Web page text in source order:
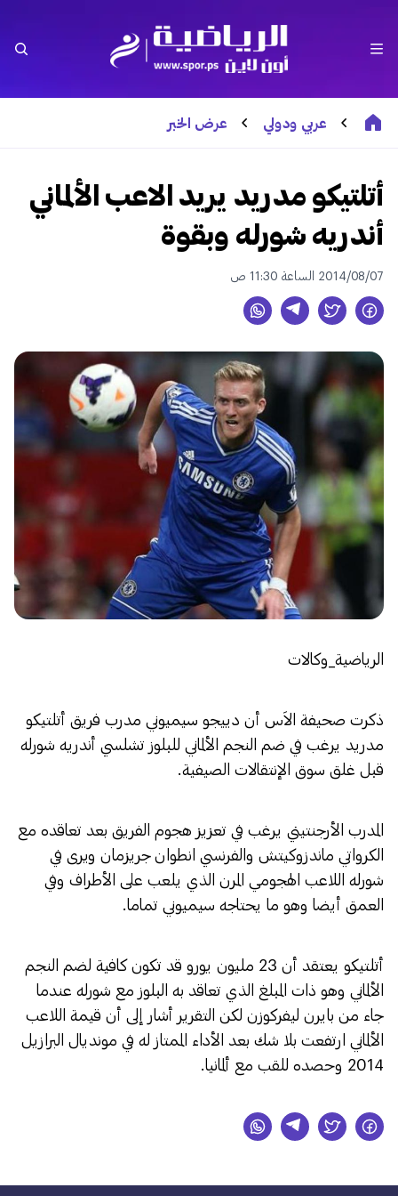
عربي ودولي عرض الخبر
أتلتيكو مدريد يريد الاعب الألماني
أندريه شورله وبقوة
2014/08/07 الساعة 11:30 ص
الرياضية_وكالات
ذكرت صحيفة الاَس أن دييجو سيميوني مدرب فريق أتلتيكو
مدريد يرغب في ضم النجم الألماني للبلوز تشلسي أندريه شورله
قبل غلق سوق الإنتقالات الصيفية.
المدرب الأرجنتيني يرغب في تعزيز هجوم الفريق بعد تعاقده مع
الكرواتي ماندزوكيتش والفرنسي انطوان جريزمان ويرى في
شورله اللاعب الهجومي المرن الذي يلعب على الأطراف وفي
العمق أيضا وهو ما يحتاجه سيميوني تماما.
أتلتيكو يعتقد أن 23 مليون يورو قد تكون كافية لضم النجم
الألماني وهو ذات المبلغ الذي تعاقد به البلوز مع شورله عندما
جاء من بايرن ليفركوزن لكن التقرير أشار إلى أن قيمة اللاعب
الألماني ارتفعت بلا شك بعد الأداء الممتاز له في مونديال البرازيل
2014 وحصده للقب مع ألمانيا.